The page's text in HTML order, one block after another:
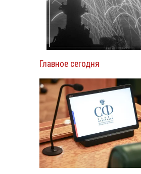
Главное сегодня